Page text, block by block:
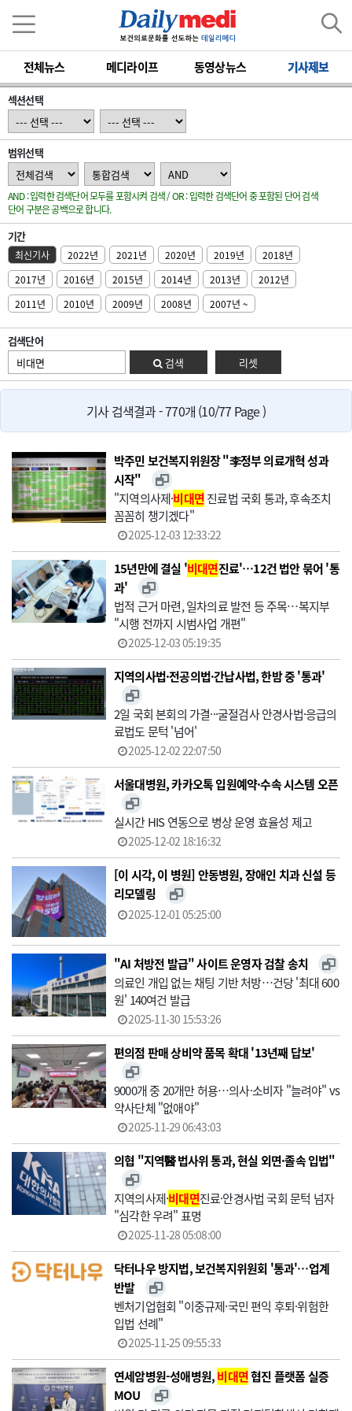
전체뉴스 메디라이프 동영상뉴스 기사제보
섹션선택
범위선택
AND : 입력한 검색단어 모두를 포함시켜 검색 / OR : 입력한 검색단어 중 포함된 단어 검색
단어 구분은 공백으로 합니다.
기간
최신기사 2022년 2021년 2020년 2019년
2018년
2017년
2016년 2015년 2014년 2013년
2012년
2011년
2010년 2009년 2008년 2007년 ~
검색단어
검색
리셋
기사 검색결과 - 770개 (10/77 Page )
박주민 보건복지위원장 "李정부 의료개혁 성과
시작"
"지역의사제·비대면진료법 국회 통과, 후속조치
꼼꼼히 챙기겠다"
2025-12-03 12:33:22
15년만에 결실 '비대면진료'…12건 법안 묶어 '통
과'
법적 근거 마련, 일차의료 발전 등 주목…복지부
"시행 전까지 시범사업 개편"
2025-12-03 05:19:35
지역의사법·전공의법·간납사법, 한밤 중 '통과'
2일 국회 본회의 가결···굴절검사 안경사법·응급의
료법도 문턱 '넘어'
2025-12-02 22:07:50
서울대병원, 카카오톡 입원예약·수속 시스템 오픈
실시간 HIS 연동으로 병상 운영 효율성 제고
2025-12-02 18:16:32
[이 시각, 이 병원] 안동병원, 장애인 치과 신설 등
리모델링
2025-12-01 05:25:00
"AI 처방전 발급" 사이트 운영자 검찰 송치
의료인 개입 없는 채팅 기반 처방…건당 '최대 600
원' 140여건 발급
2025-11-30 15:53:26
편의점 판매 상비약 품목 확대 '13년째 답보'
9000개 중 20개만 허용…의사·소비자 "늘려야" vs
약사단체 "없애야"
2025-11-29 06:43:03
의협 "지역醫 법사위 통과, 현실 외면·졸속 입법"
지역의사제·비대면진료·안경사법 국회 문턱 넘자
"심각한 우려" 표명
2025-11-28 05:08:00
닥터나우 방지법, 보건복지위원회 '통과'…업계
반발
벤처기업협회 "이중규제·국민 편익 후퇴·위험한
입법 선례"
2025-11-25 09:55:33
연세암병원-성애병원,비대면협진 플랫폼 실증
MOU